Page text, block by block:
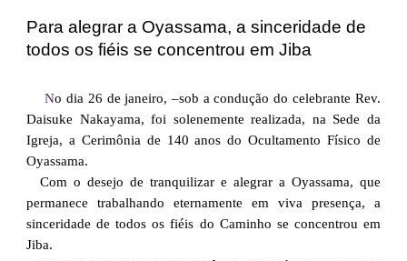
Para alegrar a Oyassama, a sinceridade de
todos os fiéis se concentrou em Jiba
No dia 26 de janeiro, –sob a condução do celebrante Rev.
Daisuke Nakayama, foi solenemente realizada, na Sede da
Igreja, a Cerimônia de 140 anos do Ocultamento Físico de
Oyassama.
Com o desejo de tranquilizar e alegrar a Oyassama, que
permanece trabalhando eternamente em viva presença, a
sinceridade de todos os fiéis do Caminho se concentrou em
Jiba.